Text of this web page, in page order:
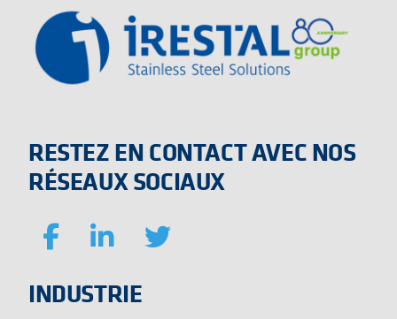
RESTEZ EN CONTACT AVEC NOS
RÉSEAUX SOCIAUX
INDUSTRIE